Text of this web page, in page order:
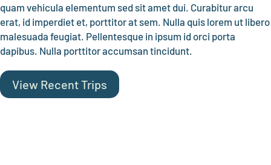
quam vehicula elementum sed sit amet dui. Curabitur arcu
erat, id imperdiet et, porttitor at sem. Nulla quis lorem ut libero
malesuada feugiat. Pellentesque in ipsum id orci porta
dapibus. Nulla porttitor accumsan tincidunt.
View Recent Trips